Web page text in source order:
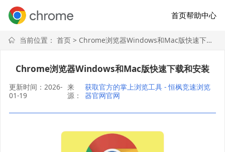
首页帮助中心
当前位置： 首页> Chrome浏览器Windows和Mac版快速下载和安装
Chrome浏览器Windows和Mac版快速下载和安装
更新时间：2026-
01-19
来
源：
获取官方的掌上浏览工具 - 恒枫竞速浏览
器官网官网